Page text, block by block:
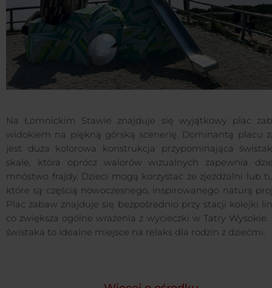
Na Łomnickim Stawie znajduje się wyjątkowy plac
widokiem na piękną górską scenerię. Dominantą placu
jest duża kolorowa konstrukcja przypominająca
skale, która oprócz walorów wizualnych zapewnia
mnóstwo frajdy. Dzieci mogą korzystać ze zjeżdżalni lub
które są częścią nowoczesnego, inspirowanego naturą
Plac zabaw znajduje się bezpośrednio przy stacji kolejki
co zwiększa ogólne wrażenia z wycieczki w Tatry Wysokie.
świstaka to idealne miejsce na relaks dla rodzin z dziećmi.